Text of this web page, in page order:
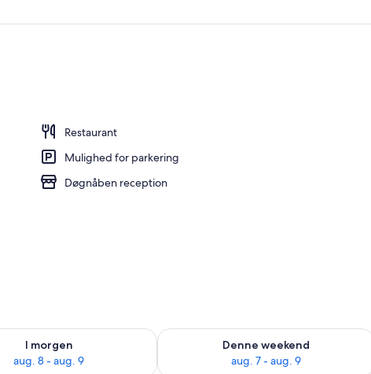
Restaurant
Mulighed for parkering
Døgnåben reception
I morgen
aug. 8 - aug. 9
for i morgen aug. 8 - aug. 9
Denne weekend
aug. 7 - aug. 9
Tjek tilgængelighed for denne